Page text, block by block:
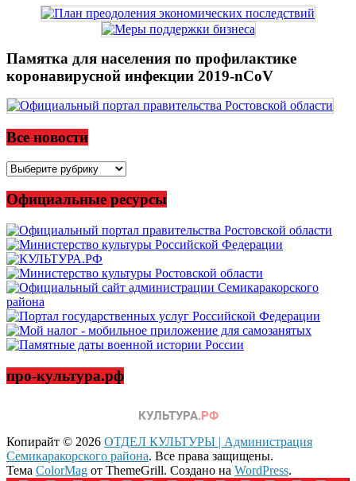
Памятка для населения по профилактике
коронавирусной инфекции 2019-nCoV
Все новости
Все
Официальные ресурсы
про-культура.рф
Копирайт © 2026 ОТДЕЛ КУЛЬТУРЫ | Администрация
Семикаракорского района. Все права защищены.
Тема ColorMag от ThemeGrill. Создано на WordPress.